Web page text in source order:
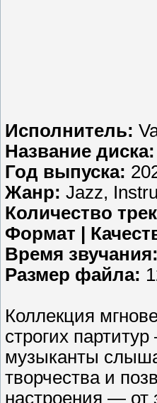
Исполнитель:
Название диска:
Год выпуска:
Жанр: Jazz,
Количество
Формат |
Время звучания:
Размер файла:
Коллекция
строгих
музыканты
творчества и
настроения — от